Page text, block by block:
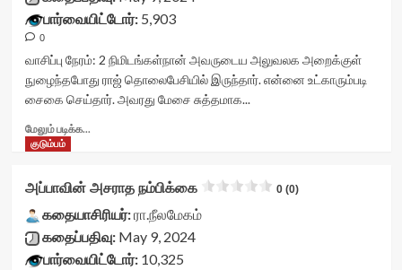
>
class='yasr-
stars-
title-
(0)
2867174735e0a'
data-
rater-
starsize='16'
rater-
rater-
readonly='true'
data-
readonly-
attribute='true'
title-
container">
class='yasr-
stars-
title
yasr-
votes-
readonly-
4a73651b263d9'
data-
பார்வையிட்டோர்:5,903
0
வாசிப்பு நேரம்: 2 நிமிடங்கள்நான் அவருடைய அலுவலக அறைக்குள்
நுழைந்தபோது ராஜ் தொலைபேசியில் இருந்தார். என்னை உட்காரும்படி
சைகை செய்தார். அவரது மேசை சுத்தமாக...
மேலும் படிக்க...
ஒரிஜினல்,
யார்
நகல்!
<div
class="yasr-
குடும்பம்
அப்பாவின் அசராத நம்பிக்கை 0 (0)
கதையாசிரியர்:ரா.நீலமேகம்
கதைப்பதிவு:May 9, 2024
பார்வையிட்டோர்:10,325